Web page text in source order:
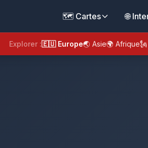
🗺️ Cartes 🌐
Explorer :🇪🇺 Europe🌏 Asie🌍 Afrique